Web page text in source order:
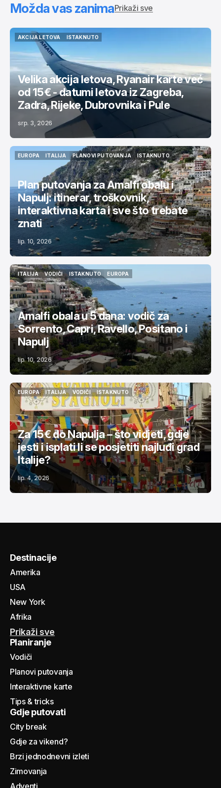
Možda vas zanimaPrikaži sve
AKCIJA LETOVA
AKCIJA LETOVA
ISTAKNUTO
Velika akcija letova, Ryanair karte već
od 15€ - datumi letova iz Zagreba,
Zadra, Rijeke, Dubrovnika i Pule
srp. 3, 2026
EUROPA
ITALIJA
ITALIJA
PLANOVI PUTOVANJA
PLANOVI PUTOVANJA
ISTAKNUTO
ISTAKNUTO
Plan putovanja za Amalfi obalu i
Napulj: itinerar, troškovnik,
interaktivna karta i sve što trebate
znati
lip. 10, 2026
ITALIJA
ITALIJA
VODIČI
VODIČI
ISTAKNUTO
ISTAKNUTO
EUROPA
EUROPA
Amalfi obala u 5 dana: vodič za
Sorrento, Capri, Ravello, Positano i
Napulj
lip. 10, 2026
EUROPA
EUROPA
ITALIJA
ITALIJA
VODIČI
VODIČI
ISTAKNUTO
ISTAKNUTO
Za 15€ do Napulja – što vidjeti, gdje
jesti i isplati li se posjetiti najluđi grad
Italije?
lip. 4, 2026
Destinacije
Amerika
USA
New York
Afrika
Prikaži sve
Planiranje
Vodiči
Planovi putovanja
Interaktivne karte
Tips & tricks
Gdje putovati
City break
Gdje za vikend?
Brzi jednodnevni izleti
Zimovanja